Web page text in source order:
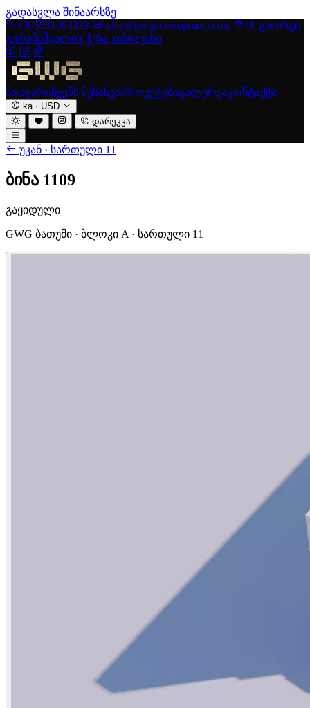
გადასვლა შინაარსზე
+995551903333
sales@gwgdevelopment.com
16 გიორგი
გურამიშვილის ქუჩა, თბილისი
მთავარიჩვენს შესახებპროექტებიგალერეაკონტაქტი
ka · USD
დარეკვა
უკან · სართული 11
ბინა 1109
გაყიდული
GWG ბათუმი · ბლოკი A · სართული 11